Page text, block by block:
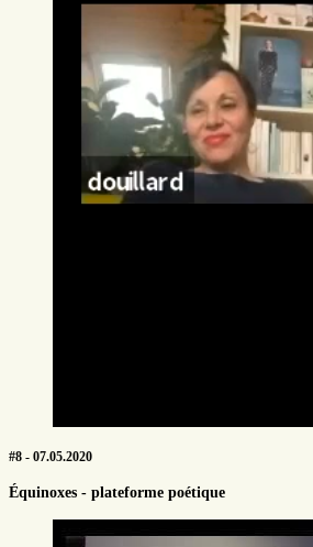
#8 - 07.05.2020
Équinoxes - plateforme poétique